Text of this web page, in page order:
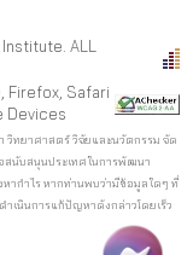
ALL
Firefox, Safari
Devices
วิทยาศาสตร์ วิจัยและนวัตกรรม จัด
นับสนุนประเทศในการพัฒนา
ากำไร หากท่านพบว่ามีข้อมูลใดๆ ที่
เนินการแก้ปัญหาดังกล่าวโดยเร็ว